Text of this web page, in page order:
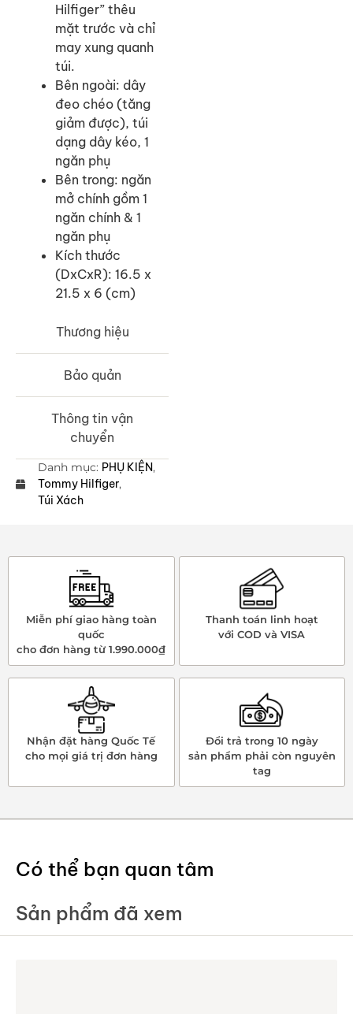
Thương hiệu
Bảo quản
Thông tin vận
chuyển
Hilfiger” thêu
mặt trước và chỉ
may xung quanh
túi.
Bên ngoài: dây
đeo chéo (tăng
giảm được), túi
dạng dây kéo, 1
ngăn phụ
Bên trong: ngăn
mở chính gồm 1
ngăn chính & 1
ngăn phụ
Kích thước
(DxCxR): 16.5 x
21.5 x 6 (cm)
Danh mục: PHỤ KIỆN,
Tommy Hilfiger,
Túi Xách
Miễn phí giao hàng toàn
quốc
cho đơn hàng từ 1.990.000₫
Thanh toán linh hoạt
với COD và VISA
Nhận đặt hàng Quốc Tế
cho mọi giá trị đơn hàng
Đổi trả trong 10 ngày
sản phẩm phải còn nguyên
tag
Có thể bạn quan tâm
Sản phẩm đã xem